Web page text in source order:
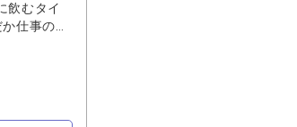
飲むタイ
仕事の開
へ朝の
す！